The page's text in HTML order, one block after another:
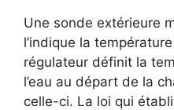
Une sonde extérieure
l’indique la
régulateur définit la
l’eau au départ de la
celle-ci. La loi qui